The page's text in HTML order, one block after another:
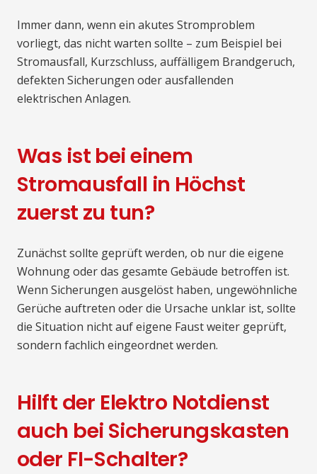
Immer dann, wenn ein akutes Stromproblem
vorliegt, das nicht warten sollte – zum Beispiel bei
Stromausfall, Kurzschluss, auffälligem Brandgeruch,
defekten Sicherungen oder ausfallenden
elektrischen Anlagen.
Was ist bei einem
Stromausfall in Höchst
zuerst zu tun?
Zunächst sollte geprüft werden, ob nur die eigene
Wohnung oder das gesamte Gebäude betroffen ist.
Wenn Sicherungen ausgelöst haben, ungewöhnliche
Gerüche auftreten oder die Ursache unklar ist, sollte
die Situation nicht auf eigene Faust weiter geprüft,
sondern fachlich eingeordnet werden.
Hilft der Elektro Notdienst
auch bei Sicherungskasten
oder FI-Schalter?